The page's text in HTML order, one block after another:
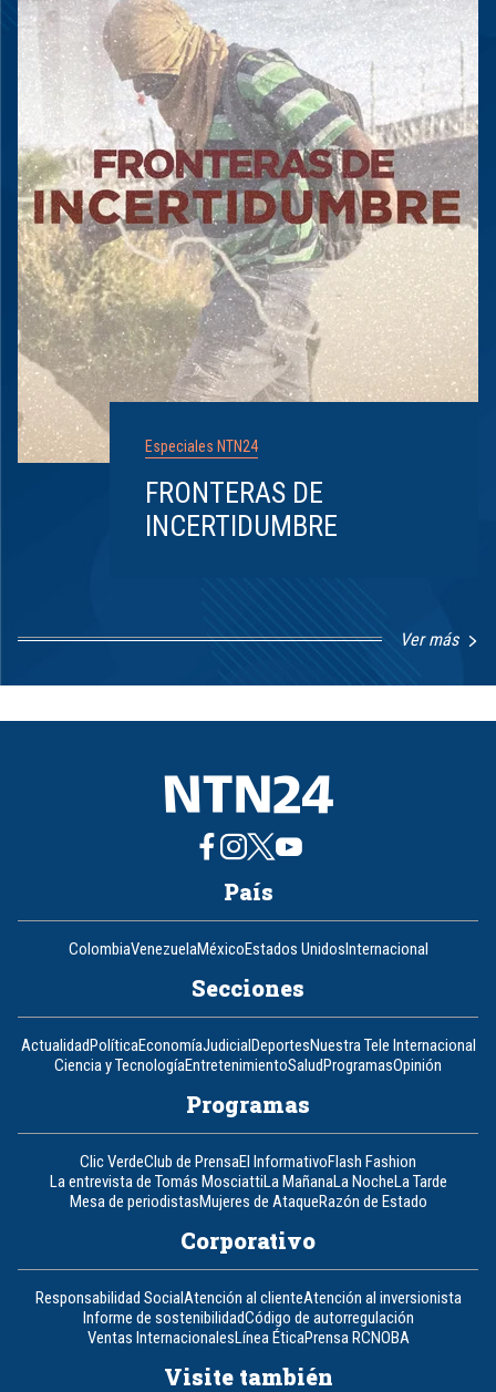
Especiales NTN24
FRONTERAS DE
INCERTIDUMBRE
Ver más
8
País
ColombiaVenezuelaMéxicoEstados UnidosInternacional
Secciones
ActualidadPolíticaEconomíaJudicialDeportesNuestra Tele Internacional
Ciencia y TecnologíaEntretenimientoSaludProgramasOpinión
Programas
Clic VerdeClub de PrensaEl InformativoFlash Fashion
La entrevista de Tomás MosciattiLa MañanaLa NocheLa Tarde
Mesa de periodistasMujeres de AtaqueRazón de Estado
Corporativo
Responsabilidad SocialAtención al clienteAtención al inversionista
Informe de sostenibilidadCódigo de autorregulación
Ventas InternacionalesLínea ÉticaPrensa RCNOBA
Visite también